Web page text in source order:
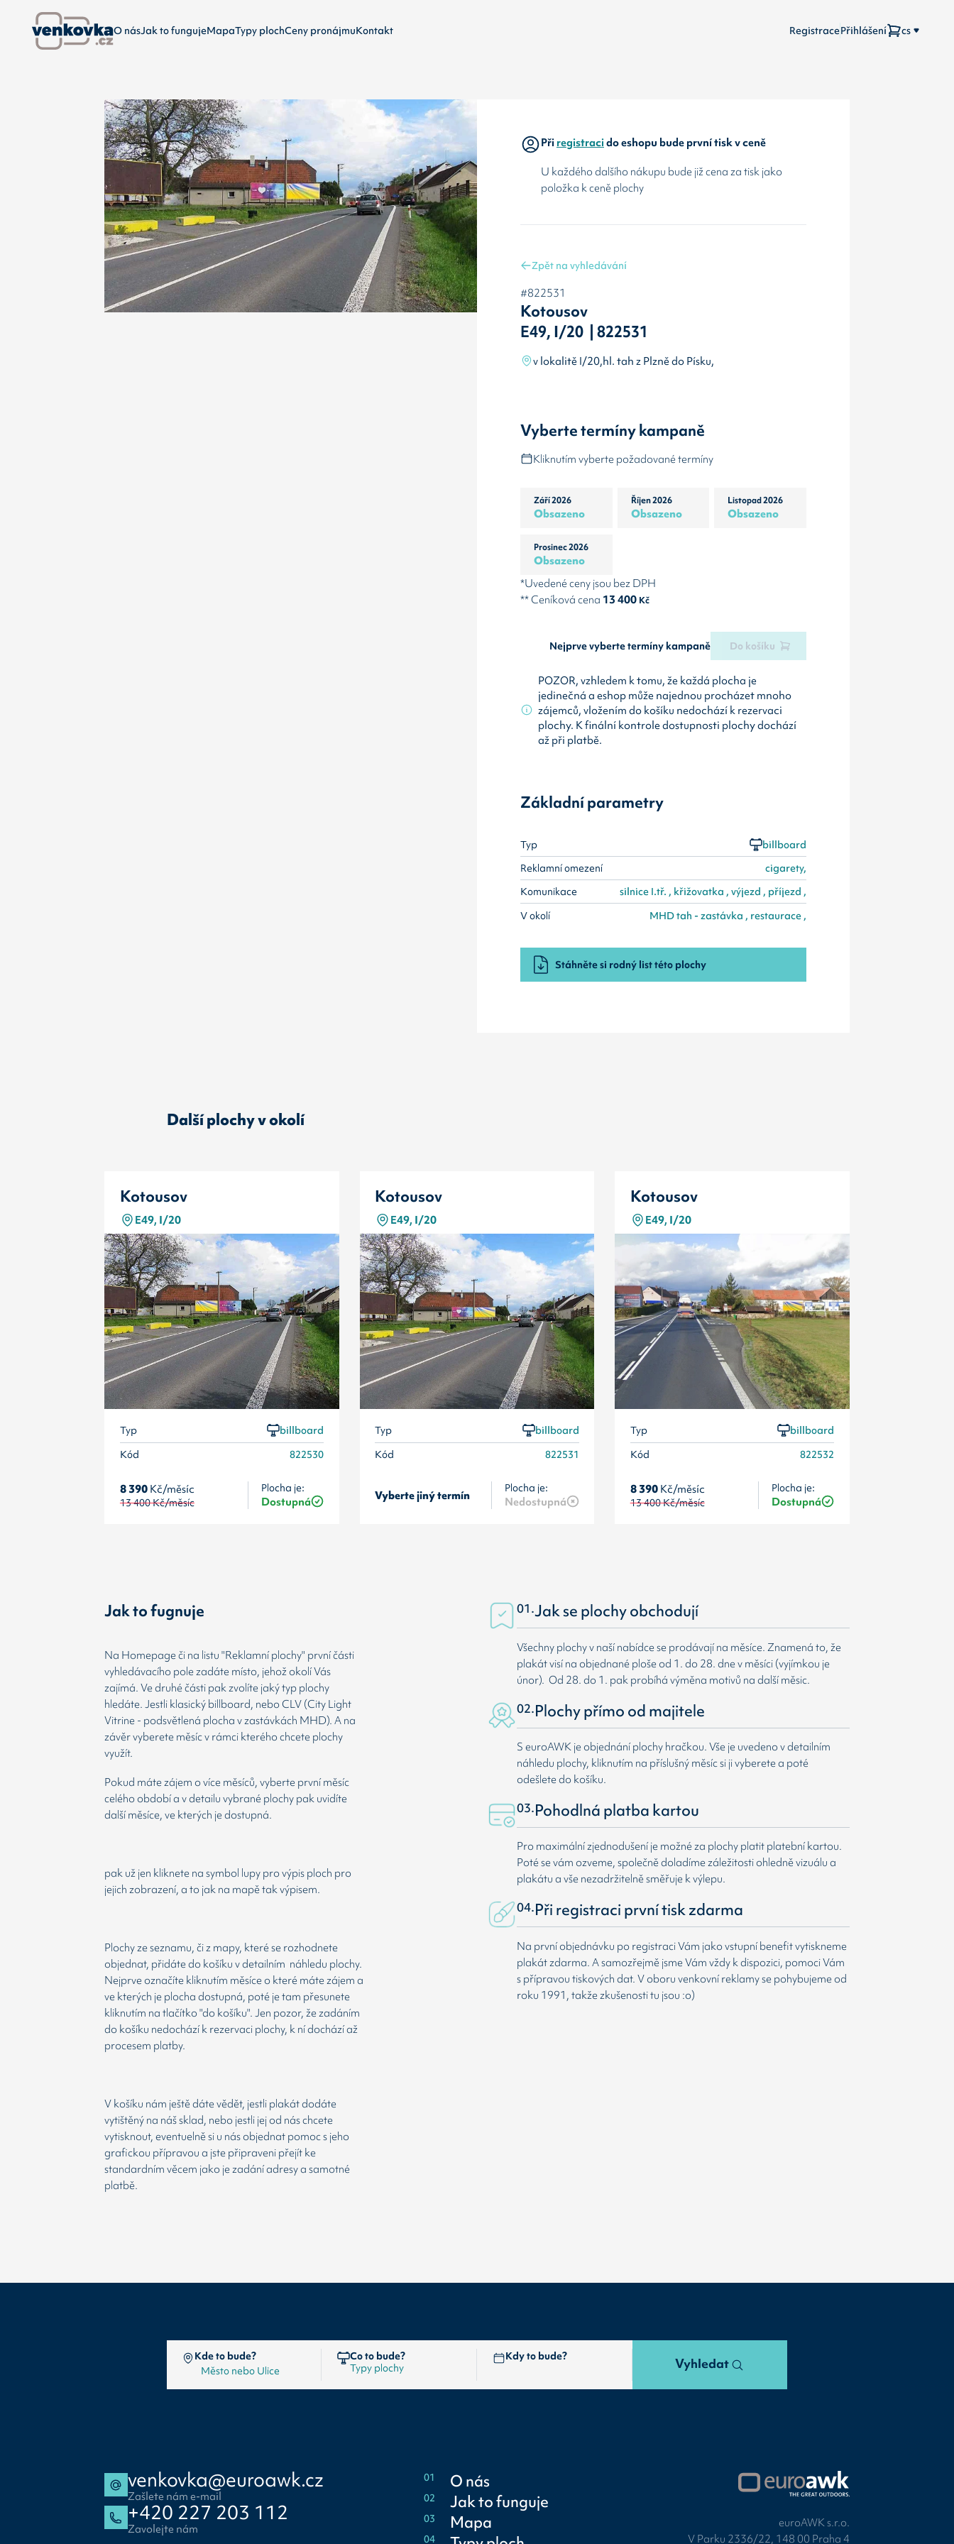
O násJak to fungujeMapaTypy plochCeny pronájmuKontakt RegistracePřihlášení cs
Přiregistracido eshopu bude první tisk v ceně
U každého dalšího nákupu bude již cena za tisk jako
položka k ceně plochy
Zpět na vyhledávání
#822531
Kotousov
E49, I/20 | 822531
v lokalitě I/20,hl. tah z Plzně do Písku,
Vyberte termíny kampaně
Kliknutím vyberte požadované termíny
Září 2026
Obsazeno
Říjen 2026
Obsazeno
Listopad 2026
Obsazeno
Prosinec 2026
Obsazeno
*Uvedené ceny jsou bez DPH
** Ceníková cena 13 400 Kč
Nejprve vyberte termíny kampaně Do košíku
POZOR, vzhledem k tomu, že každá plocha je
jedinečná a eshop může najednou procházet mnoho
zájemců, vložením do košíku nedochází k rezervaci
plochy. K finální kontrole dostupnosti plochy dochází
až při platbě.
Základní parametry
Typ
billboard
Reklamní omezení
cigarety,
Komunikace
silnice I.tř. , křižovatka , výjezd , příjezd ,
V okolí
MHD tah - zastávka , restaurace ,
Stáhněte si rodný list této plochy
Další plochy v okolí
Kotousov
E49, I/20
Typ
billboard
Kód
822530
8 390Kč/měsíc
13 400Kč/měsíc
Plocha je:
Dostupná
Kotousov
E49, I/20
Typ
billboard
Kód
822531
Vyberte jiný termín Plocha je:
Nedostupná
Kotousov
E49, I/20
Typ
billboard
Kód
822532
8 390Kč/měsíc
13 400Kč/měsíc
Plocha je:
Dostupná
Jak to fugnuje
Na Homepage či na listu "Reklamní plochy" první části
vyhledávacího pole zadáte místo, jehož okolí Vás
zajímá. Ve druhé části pak zvolíte jaký typ plochy
hledáte. Jestli klasický billboard, nebo CLV (City Light
Vitrine - podsvětlená plocha v zastávkách MHD). A na
závěr vyberete měsíc v rámci kterého chcete plochy
využít.
Pokud máte zájem o více měsíců, vyberte první měsíc
celého období a v detailu vybrané plochy pak uvidíte
další měsíce, ve kterých je dostupná.
pak už jen kliknete na symbol lupy pro výpis ploch pro
jejich zobrazení, a to jak na mapě tak výpisem.
Plochy ze seznamu, či z mapy, které se rozhodnete
objednat, přidáte do košíku v detailním náhledu plochy.
Nejprve označíte kliknutím měsíce o které máte zájem a
ve kterých je plocha dostupná, poté je tam přesunete
kliknutím na tlačítko "do košíku". Jen pozor, že zadáním
do košíku nedochází k rezervaci plochy, k ní dochází až
procesem platby.
V košíku nám ještě dáte vědět, jestli plakát dodáte
vytištěný na náš sklad, nebo jestli jej od nás chcete
vytisknout, eventuelně si u nás objednat pomoc s jeho
grafickou přípravou a jste připraveni přejít ke
standardním věcem jako je zadání adresy a samotné
platbě.
01.Jak se plochy obchodují
Všechny plochy v naší nabídce se prodávají na měsíce. Znamená to, že
plakát visí na objednané ploše od 1. do 28. dne v měsíci (vyjímkou je
únor). Od 28. do 1. pak probíhá výměna motivů na další měsic.
02.Plochy přímo od majitele
S euroAWK je objednání plochy hračkou. Vše je uvedeno v detailním
náhledu plochy, kliknutím na příslušný měsíc si ji vyberete a poté
odešlete do košíku.
03.Pohodlná platba kartou
Pro maximální zjednodušení je možné za plochy platit platební kartou.
Poté se vám ozveme, společně doladíme záležitosti ohledně vizuálu a
plakátu a vše nezadržitelně směřuje k výlepu.
04.Při registraci první tisk zdarma
Na první objednávku po registraci Vám jako vstupní benefit vytiskneme
plakát zdarma. A samozřejmě jsme Vám vždy k dispozici, pomoci Vám
s přípravou tiskových dat. V oboru venkovní reklamy se pohybujeme od
roku 1991, takže zkušenosti tu jsou :o)
Kde to bude? Co to bude? Kdy to bude? Vyhledat
venkovka@euroawk.cz
Zašlete nám e-mail
+420 227 203 112
Zavolejte nám
01 O nás
02 Jak to funguje
03 Mapa
04
euroAWK s.r.o.
V Parku 2336/22, 148 00 Praha 4